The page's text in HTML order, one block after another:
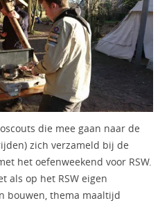
die mee gaan naar de
zich verzameld bij de
het oefenweekend voor RSW.
als op het RSW eigen
bouwen, thema maaltijd